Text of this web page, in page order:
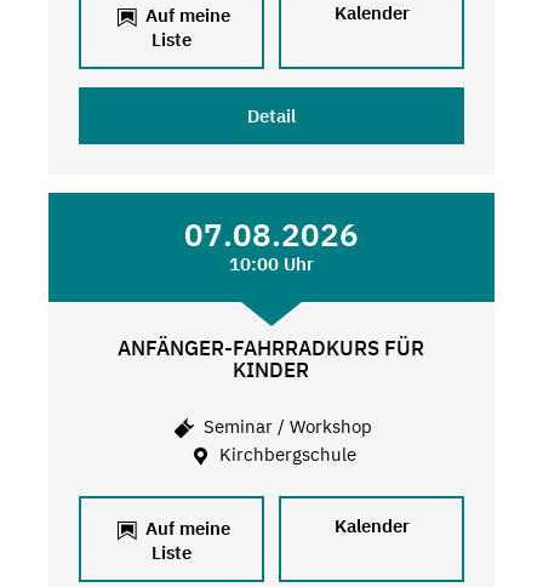
Auf meine
Liste
Kalender
Detail
07.08.2026
10:00 Uhr
ANFÄNGER-FAHRRADKURS FÜR
KINDER
Seminar / Workshop
Kirchbergschule
Auf meine
Liste
Kalender